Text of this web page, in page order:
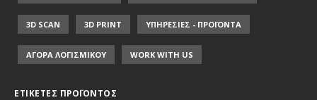
3D SCAN 3D PRINT ΥΠΗΡΕΣΙΕΣ - ΠΡΟΪΟΝΤΑ
ΑΓΟΡΑ ΛΟΓΙΣΜΙΚΟΥ WORK WITH US
ΕΤΙΚΈΤΕΣ ΠΡΟΪΌΝΤΟΣ